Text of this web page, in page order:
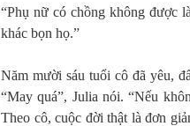
“Phụ nữ có chồng không được
khác bọn họ.”
Năm mười sáu tuổi cô đã yêu,
“May quá”, Julia nói. “Nếu
Theo cô, cuộc đời thật là đơn